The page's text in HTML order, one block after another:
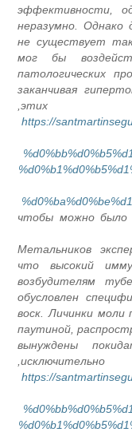
неразумно.
не существует
мог бы
заканчивая
https://
чтобы можно
Метальников
что высокий
возбудителям
обусловлен
воск. Личинки
паутиной,
вынуждены
https://